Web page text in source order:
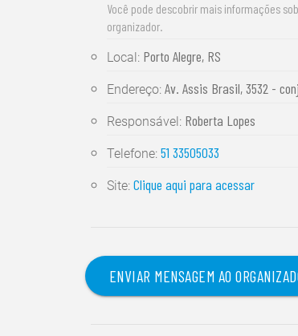
Você pode descobrir mais informações
organizador.
Local: Porto Alegre, RS
Endereço:Av. Assis Brasil, 3532 -
Responsável: Roberta Lopes
Telefone:51 33505033
Site:Clique aqui para acessar
ENVIAR MENSAGEM AO